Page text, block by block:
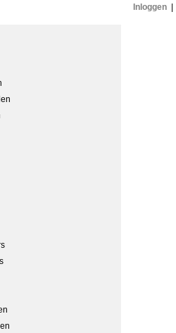
Inloggen